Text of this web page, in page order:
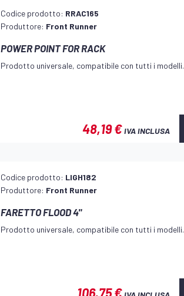
Codice prodotto: RRAC165
Produttore: Front Runner
POWER POINT FOR RACK
Prodotto universale, compatibile con tutti i modelli.
48,19 €IVA INCLUSA
Codice prodotto: LIGH182
Produttore: Front Runner
FARETTO FLOOD 4"
Prodotto universale, compatibile con tutti i modelli.
106,75 €